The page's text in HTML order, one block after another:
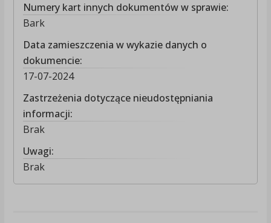
Numery kart innych dokumentów w sprawie:
Bark
Data zamieszczenia w wykazie danych o
dokumencie:
17-07-2024
Zastrzeżenia dotyczące nieudostępniania
informacji:
Brak
Uwagi:
Brak